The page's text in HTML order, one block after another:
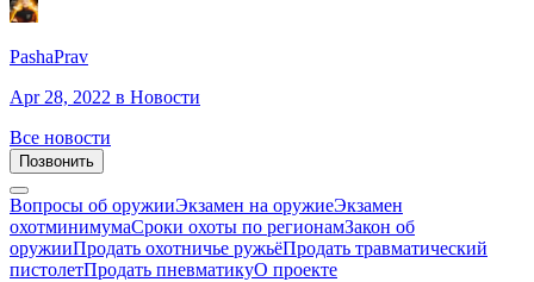
PashaPrav
Apr 28, 2022 в Новости
Все новости
Позвонить
Вопросы об оружииЭкзамен на оружиеЭкзамен
охотминимумаСроки охоты по регионамЗакон об
оружииПродать охотничье ружьёПродать травматический
пистолетПродать пневматикуО проекте